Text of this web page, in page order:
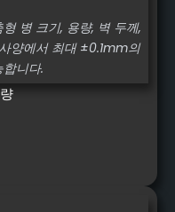
병 크기, 용량, 벽 두께,
양에서 최대 ±0.1mm의
니다.